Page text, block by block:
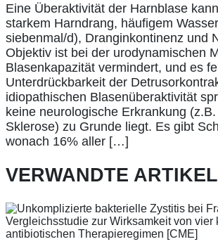
Eine Überaktivität der Harnblase
starkem Harndrang, häufigem
siebenmal/d), Dranginkontinenz und
Objektiv ist bei der urodynamischen
Blasenkapazität vermindert, und es
Unterdrückbarkeit der
idiopathischen Blasenüberaktivität
keine neurologische Erkrankung
Sklerose) zu Grunde liegt. Es gibt
wonach 16% aller […]
VERWANDTE ARTIKEL